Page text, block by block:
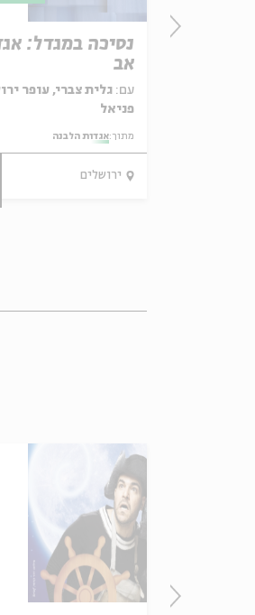
נסיכה במגדל:
אב
עם: גלית צברי, עופר
פניאל
מתוך:אגדות הלבנה
ירושלים